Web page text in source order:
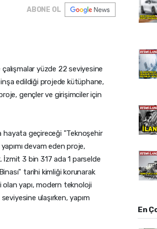
ABONE OL
çalışmalar yüzde 22 seviyesine
inşa edildiği projede kütüphane,
gençler ve girişimciler için
hayata geçireceği "Teknoşehir
devam eden proje,
İzmit 3 bin 317 ada 1 parselde
tarihi kimliği korunarak
olan yapı, modern teknoloji
ulaşırken, yapım
En